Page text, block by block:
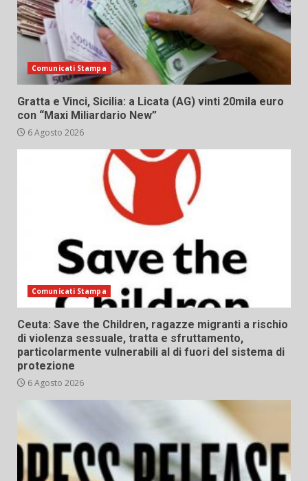
Comunicati Stampa
Gratta e Vinci, Sicilia: a Licata (AG) vinti 20mila euro
con “Maxi Miliardario New”
6 Agosto 2026
Comunicati Stampa
Ceuta: Save the Children, ragazze migranti a rischio
di violenza sessuale, tratta e sfruttamento,
particolarmente vulnerabili al di fuori del sistema di
protezione
6 Agosto 2026